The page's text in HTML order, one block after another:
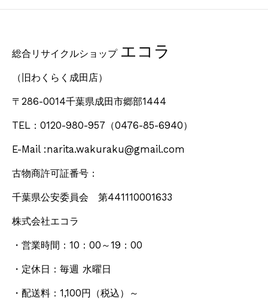
総合リサイクルショップ エコラ
（旧わくらく成田店）
〒286-0014千葉県成田市郷部1444
TEL：0120-980-957 （0476-85-6940）
E-Mail :narita.wakuraku@gmail.com
古物商許可証番号：
千葉県公安委員会 第441110001633
株式会社エコラ
・営業時間：10：00～19：00
・定休日：毎週 水曜日
・配送料：1,100円 （税込） ～